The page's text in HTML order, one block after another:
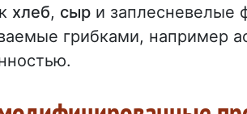
хлеб, сыр и заплесневелые
грибками, например